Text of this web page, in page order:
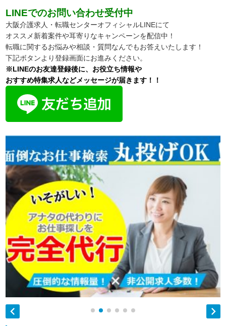
LINEでのお問い合わせ受付中
大阪介護求人・転職センターオフィシャルLINEにて
オススメ新着案件や耳寄りなキャンペーンを配信中！
転職に関するお悩みや相談・質問なんでもお答えいたします！
下記ボタンより登録画面にお進みください。
※LINEのお友達登録後に、お役立ち情報や
おすすめ特集求人などメッセージが届きます！！
 